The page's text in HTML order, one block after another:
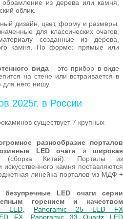
обрамление из дерева или камня,
облик.
дизайн, цвет, форму и размеры.
для классических очагов,
созданные из дерева,
камня. По форме: прямые или
вида- это прибор в виде
на стене или встраивается в
для него нишу.
2025г. в России
существует 7 крупных
разнообразие порталов
LED очаги и широкая
(сборка Китай). Порталы из
камня поставляются
линейка порталов мз МДФ +
безупречные LED очаги серии
горением и качеством
LED,
Panoramic 25 LED FX
FX Panoramic 33 Quartz LED